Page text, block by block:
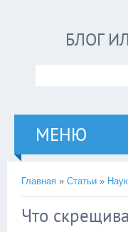
БЛОГ
МЕНЮ
Главная » Статьи »
Что